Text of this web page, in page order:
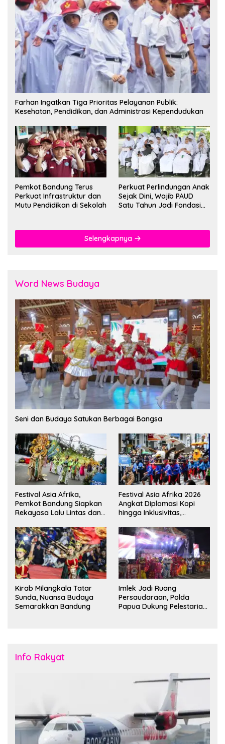
Farhan Ingatkan Tiga Prioritas Pelayanan Publik:
Kesehatan, Pendidikan, dan Administrasi Kependudukan
Pemkot Bandung Terus
Perkuat Infrastruktur dan
Mutu Pendidikan di Sekolah
Perkuat Perlindungan Anak
Sejak Dini, Wajib PAUD
Satu Tahun Jadi Fondasi
Selengkapnya
Word News Budaya
Seni dan Budaya Satukan Berbagai Bangsa
Festival Asia Afrika,
Pemkot Bandung Siapkan
Rekayasa Lalu Lintas dan
Festival Asia Afrika 2026
Angkat Diplomasi Kopi
hingga Inklusivitas,
Duta Besar
Kirab Milangkala Tatar
Sunda, Nuansa Budaya
Semarakkan Bandung
Imlek Jadi Ruang
Persaudaraan, Polda
Papua Dukung Pelestarian
Info Rakyat